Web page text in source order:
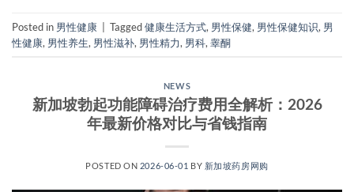
Posted in 男性健康 Tagged健康生活方式, 男性保健, 男性保健知识, 男
性健康, 男性养生, 男性滋补, 男性精力, 男科, 睾酮
NEWS
新加坡勃起功能障碍治疗费用全解析：2026
年最新价格对比与省钱指南
POSTED ON 2026-06-01 BY 新加坡药房网购